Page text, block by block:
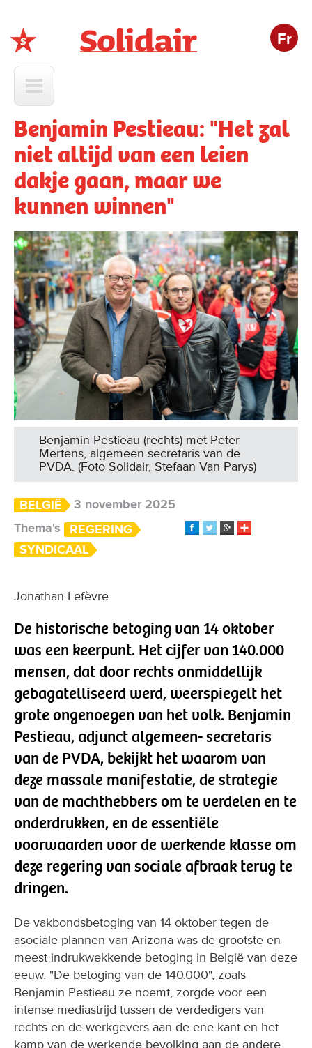
Fr
Benjamin Pestieau: "Het zal
niet altijd van een leien
dakje gaan, maar we
kunnen winnen"
Benjamin Pestieau (rechts) met Peter
Mertens, algemeen secretaris van de
PVDA. (Foto Solidair, Stefaan Van Parys)
BELGIË
3 november 2025
Thema's
REGERING
SYNDICAAL
Jonathan Lefèvre
De historische betoging van 14 oktober
was een keerpunt. Het cijfer van 140.000
mensen, dat door rechts onmiddellijk
gebagatelliseerd werd, weerspiegelt het
grote ongenoegen van het volk. Benjamin
Pestieau, adjunct algemeen- secretaris
van de PVDA, bekijkt het waarom van
deze massale manifestatie, de strategie
van de machthebbers om te verdelen en te
onderdrukken, en de essentiële
voorwaarden voor de werkende klasse om
deze regering van sociale afbraak terug te
dringen.
De vakbondsbetoging van 14 oktober tegen de
asociale plannen van Arizona was de grootste en
meest indrukwekkende betoging in België van deze
eeuw. "De betoging van de 140.000", zoals
Benjamin Pestieau ze noemt, zorgde voor een
intense mediastrijd tussen de verdedigers van
rechts en de werkgevers aan de ene kant en het
kamp van de werkende bevolking aan de andere.